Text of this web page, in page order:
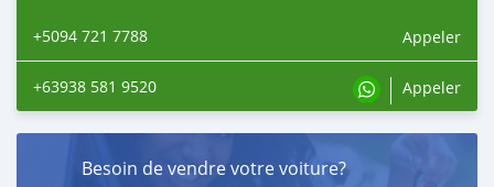
+5094 721 7788 Appeler
+63938 581 9520 Appeler
Besoin de vendre votre voiture?